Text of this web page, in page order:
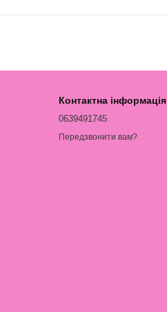
Контактна інформація
0639491745
Передзвонити вам?